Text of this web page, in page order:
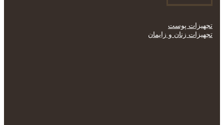
تجهیزات پوست
تجهیزات زنان و زایمان